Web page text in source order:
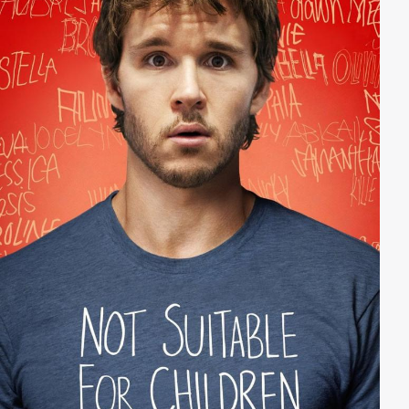
hat, mittlerweile aber eine mittellose Hausfrau ist, die
mit dem Verlauf ihres Lebens nicht zufrieden zu sein
scheint. Gemeinsam versuchen die beiden
erwachsenen Kinder nun ihre wahrscheinlich
schwerste Aufgabe zu meistern, nämlich ihrer
entfremdeten Mutter ein friedliches Ableben zu
ermöglichen und sich mit dieser auszusöhnen. Doch
schon bald erinnert Mrs. Hunter ihre Sprösslinge
wieder daran, warum sie vor all den Jahren vor ihr
geflohen sind…